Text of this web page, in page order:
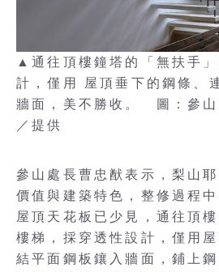
▲通往頂樓鐘塔的「無扶手
計，僅用 屋頂垂下的鋼條、
牆面，美不勝收。 圖：參山
／提供
參山處長曹忠猷表示，梨山
價值與建築特色，整修過程
屋頂天花板已少見，通往頂
樓梯，採穿透性設計，僅用
結平面鋼板鑲入牆面，鋪上